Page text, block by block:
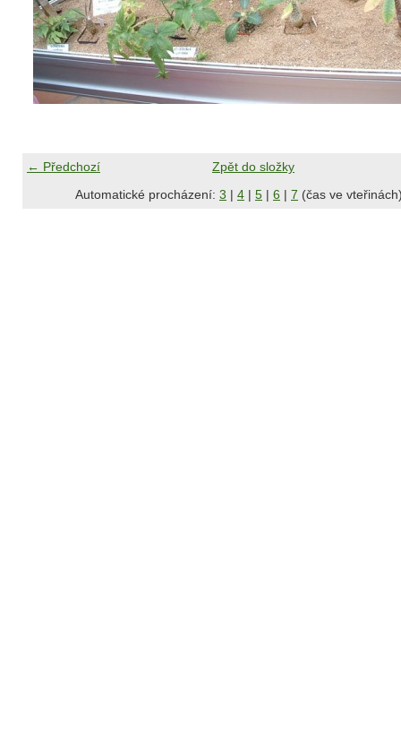
← Předchozí
Zpět do složky
Automatické procházení: 3 | 4 | 5 | 6 | 7 (čas ve